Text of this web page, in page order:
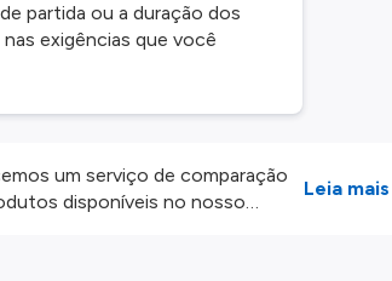
partida ou a duração dos
exigências que você
um serviço de comparação
disponíveis no nosso
Leia mais